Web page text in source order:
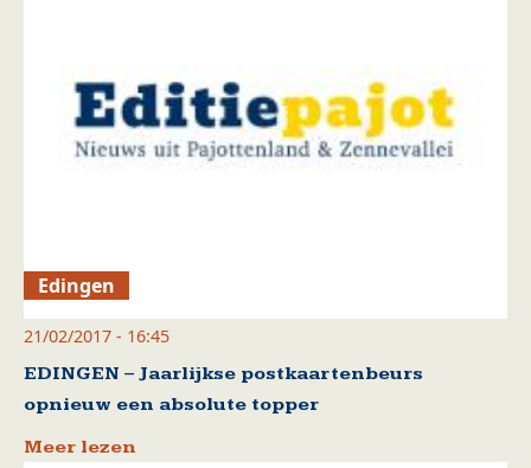
Edingen
21/02/2017 - 16:45
EDINGEN – Jaarlijkse postkaartenbeurs
opnieuw een absolute topper
Meer lezen